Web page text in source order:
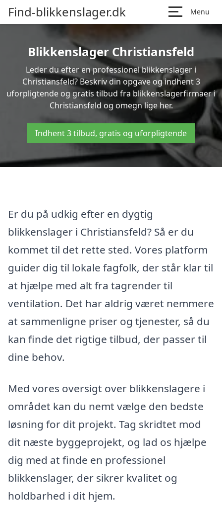
Find-blikkenslager.dk Menu
Blikkenslager Christiansfeld
Leder du efter en professionel blikkenslager i
Christiansfeld? Beskriv din opgave og indhent 3
uforpligtende og gratis tilbud fra blikkenslagerfirmaer i
Christiansfeld og omegn lige her.
Indhent 3 tilbud, gratis og uforpligtende
Er du på udkig efter en dygtig
blikkenslager i Christiansfeld? Så er du
kommet til det rette sted. Vores platform
guider dig til lokale fagfolk, der står klar til
at hjælpe med alt fra tagrender til
ventilation. Det har aldrig været nemmere
at sammenligne priser og tjenester, så du
kan finde det rigtige tilbud, der passer til
dine behov.
Med vores oversigt over blikkenslagere i
området kan du nemt vælge den bedste
løsning for dit projekt. Tag skridtet mod
dit næste byggeprojekt, og lad os hjælpe
dig med at finde en professionel
blikkenslager, der sikrer kvalitet og
holdbarhed i dit hjem.